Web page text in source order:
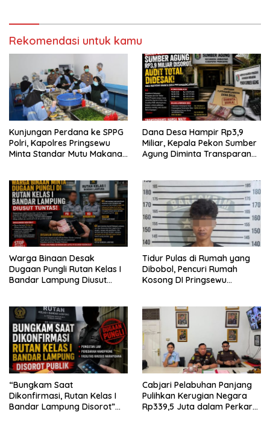
Rekomendasi untuk kamu
Kunjungan Perdana ke SPPG
Polri, Kapolres Pringsewu
Minta Standar Mutu Makanan
Dana Desa Hampir Rp3,9
Miliar, Kepala Pekon Sumber
Agung Diminta Transparan
Warga Binaan Desak
Dugaan Pungli Rutan Kelas I
Bandar Lampung Diusut
Tidur Pulas di Rumah yang
Dibobol, Pencuri Rumah
Kosong DI Pringsewu
“Bungkam Saat
Dikonfirmasi, Rutan Kelas I
Bandar Lampung Disorot”
Cabjari Pelabuhan Panjang
Pulihkan Kerugian Negara
Rp339,5 Juta dalam Perkara